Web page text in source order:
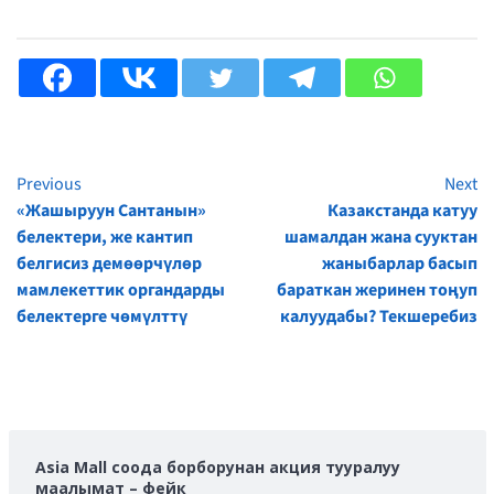
Continue
Reading
Previous
«Жашыруун Сантанын»
белектери, же кантип
белгисиз демөөрчүлөр
мамлекеттик органдарды
белектерге чөмүлттү
Next
Казакстанда катуу
шамалдан жана сууктан
жаныбарлар басып
бараткан жеринен тоңуп
калуудабы? Текшеребиз
Asia Mall соода борборунан акция тууралуу
маалымат – фейк